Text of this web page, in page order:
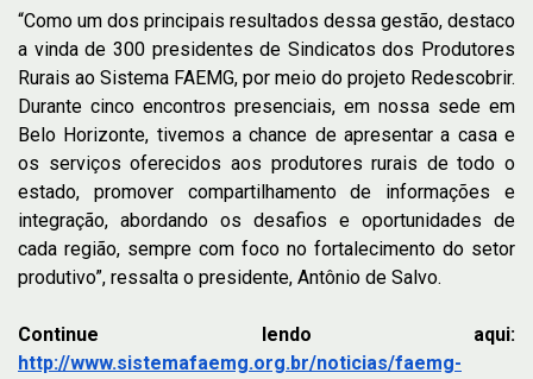
“Como um dos principais resultados dessa gestão, destaco
a vinda de 300 presidentes de Sindicatos dos Produtores
Rurais ao Sistema FAEMG, por meio do projeto Redescobrir.
Durante cinco encontros presenciais, em nossa sede em
Belo Horizonte, tivemos a chance de apresentar a casa e
os serviços oferecidos aos produtores rurais de todo o
estado, promover compartilhamento de informações e
integração, abordando os desafios e oportunidades de
cada região, sempre com foco no fortalecimento do setor
produtivo”, ressalta o presidente, Antônio de Salvo.
Continue lendo aqui:
http://www.sistemafaemg.org.br/noticias/faemg-